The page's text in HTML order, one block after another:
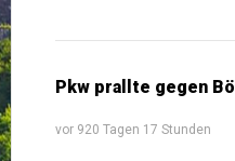
Pkw prallte gegen
vor 920 Tagen 17 Stunden